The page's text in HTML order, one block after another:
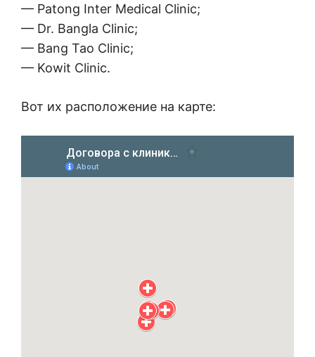
— Patong Inter Medical Clinic;
— Dr. Bangla Clinic;
— Bang Tao Clinic;
— Kowit Clinic.
Вот их расположение на карте: